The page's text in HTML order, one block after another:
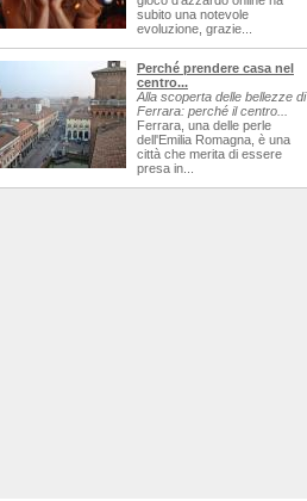
subito una notevole
evoluzione, grazie...
Perché prendere casa nel
centro...
Alla scoperta delle bellezze di
Ferrara: perché il centro...
Ferrara, una delle perle
dell'Emilia Romagna, è una
città che merita di essere
presa in...